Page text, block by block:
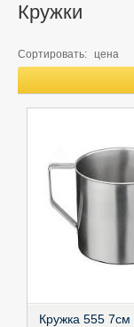
Кружки
Сортировать: цена
Кружка 555 7см